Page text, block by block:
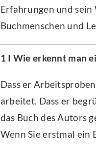
Erfahrungen und sein
Buchmenschen und
1 I Wie erkennt man
Dass er
arbeitet. Dass er
das Buch des Autors
Wenn Sie erstmal ein